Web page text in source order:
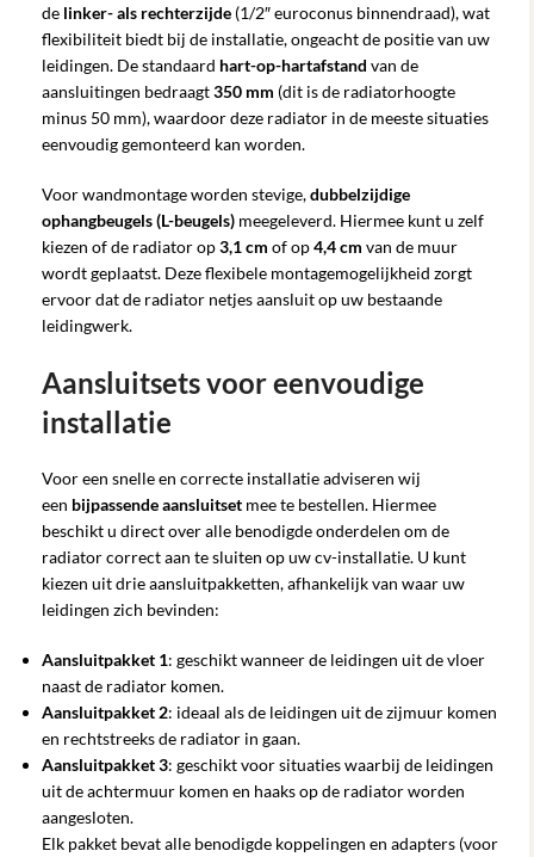
de linker- als rechterzijde (1/2″ euroconus binnendraad), wat
flexibiliteit biedt bij de installatie, ongeacht de positie van uw
leidingen. De standaard hart-op-hartafstand van de
aansluitingen bedraagt350 mm (dit is de radiatorhoogte
minus 50 mm), waardoor deze radiator in de meeste situaties
eenvoudig gemonteerd kan worden.
Voor wandmontage worden stevige,dubbelzijdige
ophangbeugels (L-beugels) meegeleverd. Hiermee kunt u zelf
kiezen of de radiator op3,1 cm of op4,4 cm van de muur
wordt geplaatst. Deze flexibele montagemogelijkheid zorgt
ervoor dat de radiator netjes aansluit op uw bestaande
leidingwerk.
Aansluitsets voor eenvoudige
installatie
Voor een snelle en correcte installatie adviseren wij
een bijpassende aansluitset mee te bestellen. Hiermee
beschikt u direct over alle benodigde onderdelen om de
radiator correct aan te sluiten op uw cv-installatie. U kunt
kiezen uit drie aansluitpakketten, afhankelijk van waar uw
leidingen zich bevinden:
Aansluitpakket 1: geschikt wanneer de leidingen uit de vloer
naast de radiator komen.
Aansluitpakket 2: ideaal als de leidingen uit de zijmuur komen
en rechtstreeks de radiator in gaan.
Aansluitpakket 3: geschikt voor situaties waarbij de leidingen
uit de achtermuur komen en haaks op de radiator worden
aangesloten.
Elk pakket bevat alle benodigde koppelingen en adapters (voor